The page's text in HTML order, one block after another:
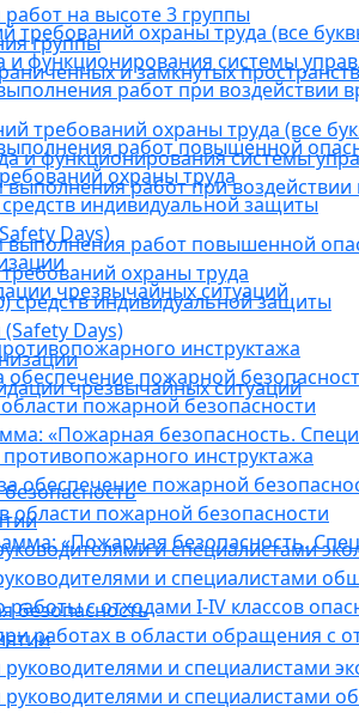
требований охраны труда (все
функционирования системы
работ при воздействии
работ повышенной
охраны труда
индивидуальной защиты
Days)
чрезвычайных ситуаций
инструктажа
пожарной
пожарной безопасности
«Пожарная безопасность.
и специалистами
и специалистами
с отходами I-IV классов
работах в области обращения с
на высоте 3 группы
группы
и замкнутых
требований охраны труда (все
и функционирования системы
работ при
работ повышенной
охраны труда
индивидуальной защиты
Days)
чрезвычайных ситуаций
инструктажа
обеспечение пожарной
пожарной безопасности
«Пожарная безопасность.
безопасность
и специалистами
и специалистами